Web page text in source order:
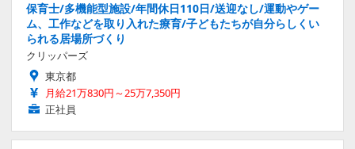
保育士/多機能型施設/年間休日110日/送迎なし/運動やゲー
ム、工作などを取り入れた療育/子どもたちが自分らしくい
られる居場所づくり
クリッパーズ
東京都
月給21万830円～25万7,350円
正社員